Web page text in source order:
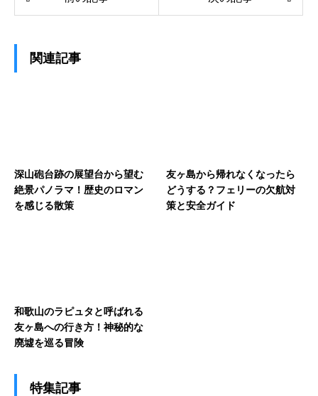
関連記事
深山砲台跡の展望台から望む
絶景パノラマ！歴史のロマン
を感じる散策
友ヶ島から帰れなくなったら
どうする？フェリーの欠航対
策と安全ガイド
和歌山のラピュタと呼ばれる
友ヶ島への行き方！神秘的な
廃墟を巡る冒険
特集記事